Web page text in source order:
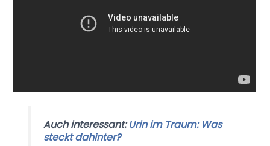
Auch interessant:Urin im Traum: Was
steckt dahinter?